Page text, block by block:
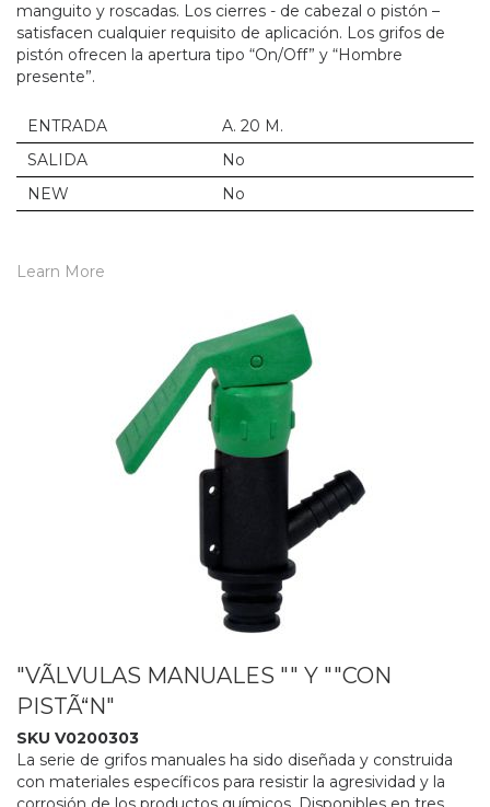
manguito y roscadas. Los cierres - de cabezal o pistón –
satisfacen cualquier requisito de aplicación. Los grifos de
pistón ofrecen la apertura tipo “On/Off” y “Hombre
presente”.
ENTRADA
A. 20 M.
SALIDA
No
NEW
No
Learn More
"VÃLVULAS MANUALES "" Y ""CON
PISTÃ“N"
SKU V0200303
La serie de grifos manuales ha sido diseñada y construida
con materiales específicos para resistir la agresividad y la